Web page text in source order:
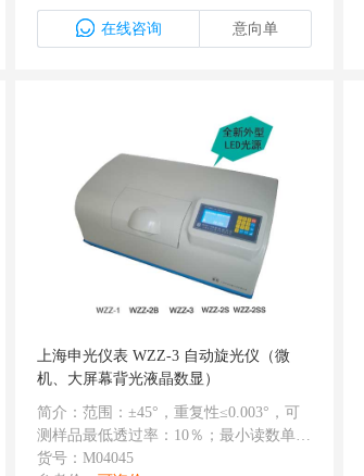
程）：8℃/秒 测量时间：平均26秒可测6
次 温控范围：10℃-50℃；温控准确度：
在线咨询 意向单
上海申光仪表 WZZ-3 自动旋光仪（微
机、大屏幕背光液晶数显）
简介：范围：±45°，重复性≤0.003°，可
测样品最低透过率：10％；最小读数单
位：0.001°，有RS232接口，保存三次复
货号：M04045